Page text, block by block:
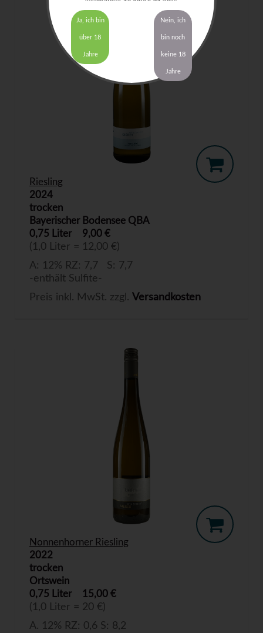
Riesling
2024
trocken
Bayerischer Bodensee QBA
0,75 Liter
9,00 €
(1,0 Liter = 12,00 €)
A: 12% RZ: 7,7 S: 7,7
-enthält Sulfite-
Preis inkl. MwSt. zzgl. Versandkosten
Nonnenhorner Riesling
2022
trocken
Ortswein
0,75 Liter
15,00 €
(1,0 Liter = 20 €)
A. 12% RZ: 0,6 S: 8,2
Ja, ich bin
über 18
Jahre
Nein, ich
bin noch
keine 18
Jahre